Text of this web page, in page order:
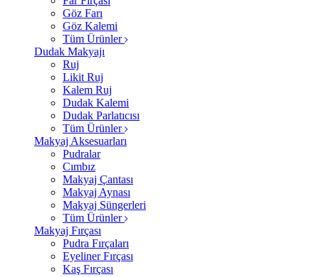
Göz Farı
Göz Kalemi
Tüm Ürünler
Dudak Makyajı
Ruj
Likit Ruj
Kalem Ruj
Dudak Kalemi
Dudak Parlatıcısı
Tüm Ürünler
Makyaj Aksesuarları
Pudralar
Cımbız
Makyaj Çantası
Makyaj Aynası
Makyaj Süngerleri
Tüm Ürünler
Makyaj Fırçası
Pudra Fırçaları
Eyeliner Fırçası
Kaş Fırçası